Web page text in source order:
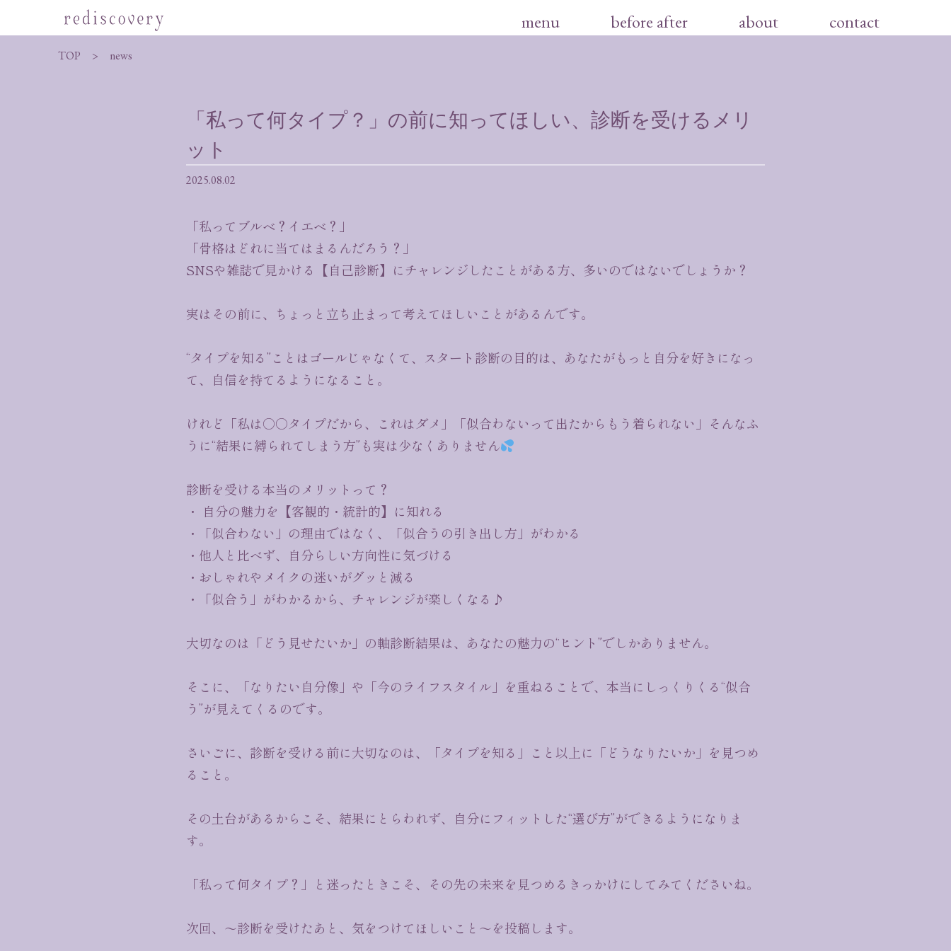
menu before after about contact
TOP news
「私って何タイプ？」の前に知ってほしい、診断を受けるメリ
ット
2025.08.02
「私ってブルベ？イエベ？」
「骨格はどれに当てはまるんだろう？」
SNSや雑誌で見かける【自己診断】にチャレンジしたことがある方、多いのではないでしょうか？
実はその前に、ちょっと立ち止まって考えてほしいことがあるんです。
“タイプを知る”ことはゴールじゃなくて、スタート診断の目的は、あなたがもっと自分を好きになっ
て、自信を持てるようになること。
けれど「私は○○タイプだから、これはダメ」「似合わないって出たからもう着られない」そんなふ
うに“結果に縛られてしまう方”も実は少なくありません
診断を受ける本当のメリットって？
・ 自分の魅力を【客観的・統計的】に知れる
・「似合わない」の理由ではなく、「似合うの引き出し方」がわかる
・他人と比べず、自分らしい方向性に気づける
・おしゃれやメイクの迷いがグッと減る
・「似合う」がわかるから、チャレンジが楽しくなる♪
大切なのは「どう見せたいか」の軸診断結果は、あなたの魅力の“ヒント”でしかありません。
そこに、「なりたい自分像」や「今のライフスタイル」を重ねることで、本当にしっくりくる“似合
う”が見えてくるのです。
さいごに、診断を受ける前に大切なのは、「タイプを知る」こと以上に「どうなりたいか」を見つめ
ること。
その土台があるからこそ、結果にとらわれず、自分にフィットした“選び方”ができるようになりま
す。
「私って何タイプ？」と迷ったときこそ、その先の未来を見つめるきっかけにしてみてくださいね。
次回、〜診断を受けたあと、気をつけてほしいこと〜を投稿します。